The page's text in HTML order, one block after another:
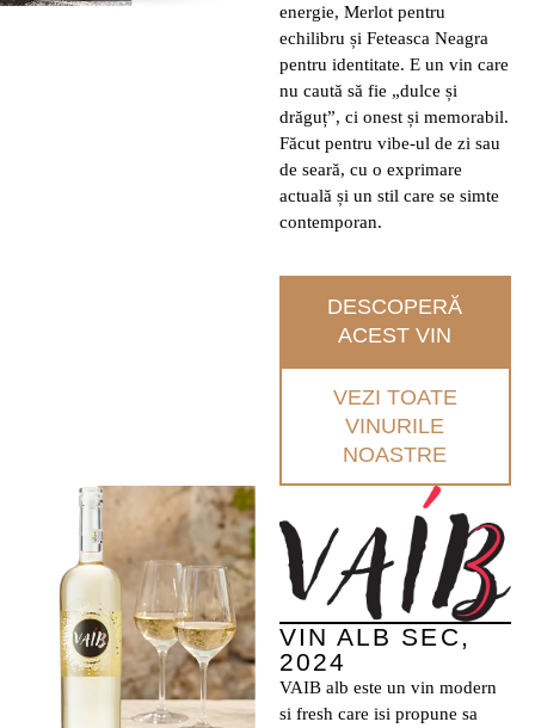
energie, Merlot pentru
echilibru și Feteasca Neagra
pentru identitate. E un vin care
nu caută să fie „dulce și
drăguț”, ci onest și memorabil.
Făcut pentru vibe-ul de zi sau
de seară, cu o exprimare
actuală și un stil care se simte
contemporan.
DESCOPERĂ
ACEST VIN
VEZI TOATE
VINURILE
NOASTRE
VIN ALB SEC,
2024
VAIB alb este un vin modern
si fresh care isi propune sa